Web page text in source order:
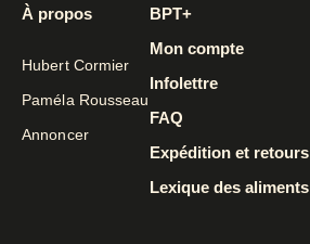
À propos
Hubert Cormier
Paméla Rousseau
Annoncer
BPT+
Mon compte
Infolettre
FAQ
Expédition et retours
Lexique des aliments